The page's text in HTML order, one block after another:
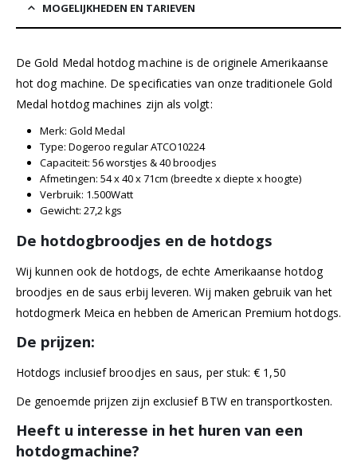
MOGELIJKHEDEN EN TARIEVEN
De Gold Medal hotdog machine is de originele Amerikaanse
hot dog machine. De specificaties van onze traditionele Gold
Medal hotdog machines zijn als volgt:
Merk: Gold Medal
Type: Dogeroo regular ATCO10224
Capaciteit: 56 worstjes & 40 broodjes
Afmetingen: 54 x 40 x 71cm (breedte x diepte x hoogte)
Verbruik: 1.500Watt
Gewicht: 27,2 kgs
De hotdogbroodjes en de hotdogs
Wij kunnen ook de hotdogs, de echte Amerikaanse hotdog
broodjes en de saus erbij leveren. Wij maken gebruik van het
hotdogmerk Meica en hebben de American Premium hotdogs.
De prijzen:
Hotdogs inclusief broodjes en saus, per stuk: € 1,50
De genoemde prijzen zijn exclusief BTW en transportkosten.
Heeft u interesse in het huren van een
hotdogmachine?